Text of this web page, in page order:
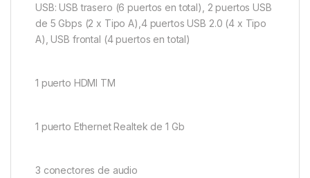
USB: USB trasero (6 puertos en total), 2 puertos USB
de 5 Gbps (2 x Tipo A),4 puertos USB 2.0 (4 x Tipo
A), USB frontal (4 puertos en total)
1 puerto HDMI TM
1 puerto Ethernet Realtek de 1 Gb
3 conectores de audio